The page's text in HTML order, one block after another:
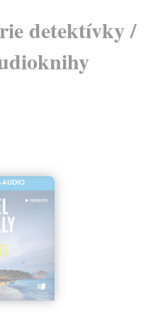
detektívky /
AUDIO